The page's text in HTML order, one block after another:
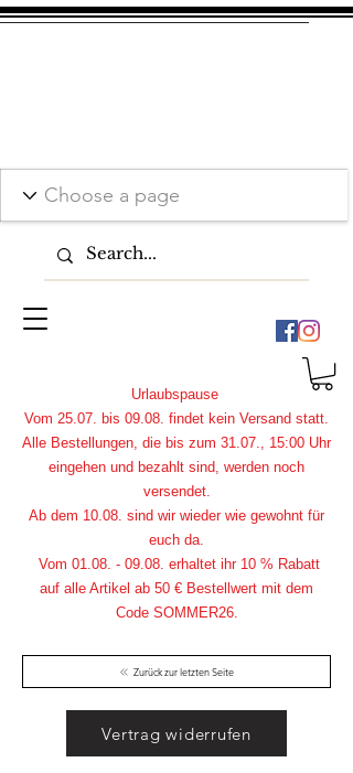
Zurück zur letzten Seite
Urlaubspause
Vom 25.07. bis 09.08. findet kein Versand statt.
Alle Bestellungen, die bis zum 31.07., 15:00 Uhr
eingehen und bezahlt sind, werden noch
versendet.
Ab dem 10.08. sind wir wieder wie gewohnt für
euch da.
Vom 01.08. - 09.08. erhaltet ihr 10 % Rabatt
auf alle Artikel ab 50 € Bestellwert mit dem
Code SOMMER26.
Vertrag widerrufen